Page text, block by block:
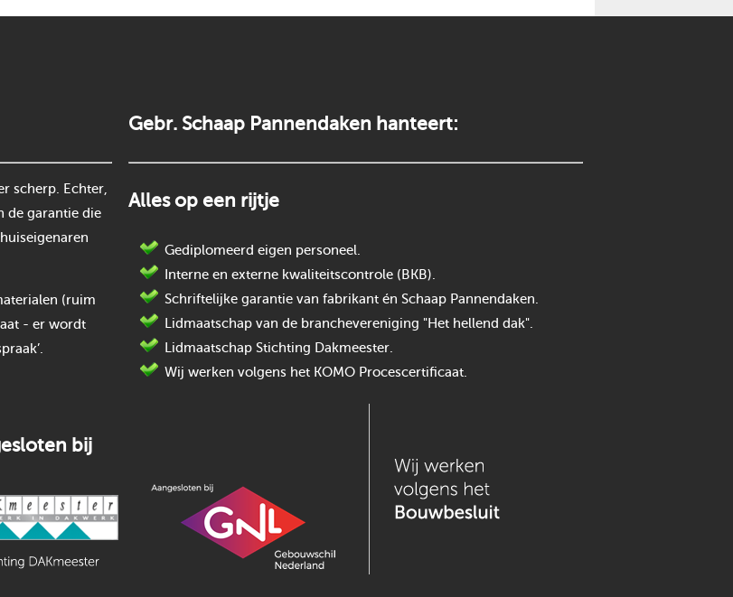
scherp. Echter,
de garantie die
(ruim
- er wordt
Gebr. Schaap Pannendaken hanteert:
Alles op een rijtje
Gediplomeerd eigen personeel.
Interne en externe kwaliteitscontrole (BKB).
Schriftelijke garantie van fabrikant én Schaap Pannendaken.
Lidmaatschap van de branchevereniging "Het hellend dak".
Lidmaatschap Stichting Dakmeester.
Wij werken volgens het KOMO Procescertificaat.
bij